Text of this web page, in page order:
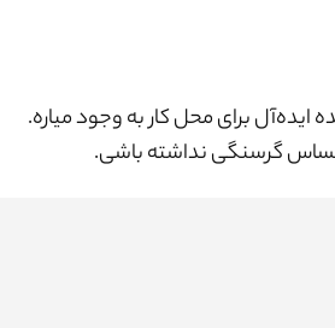
برای محل کار به وجود میاره.
گرسنگی نداشته باشی.